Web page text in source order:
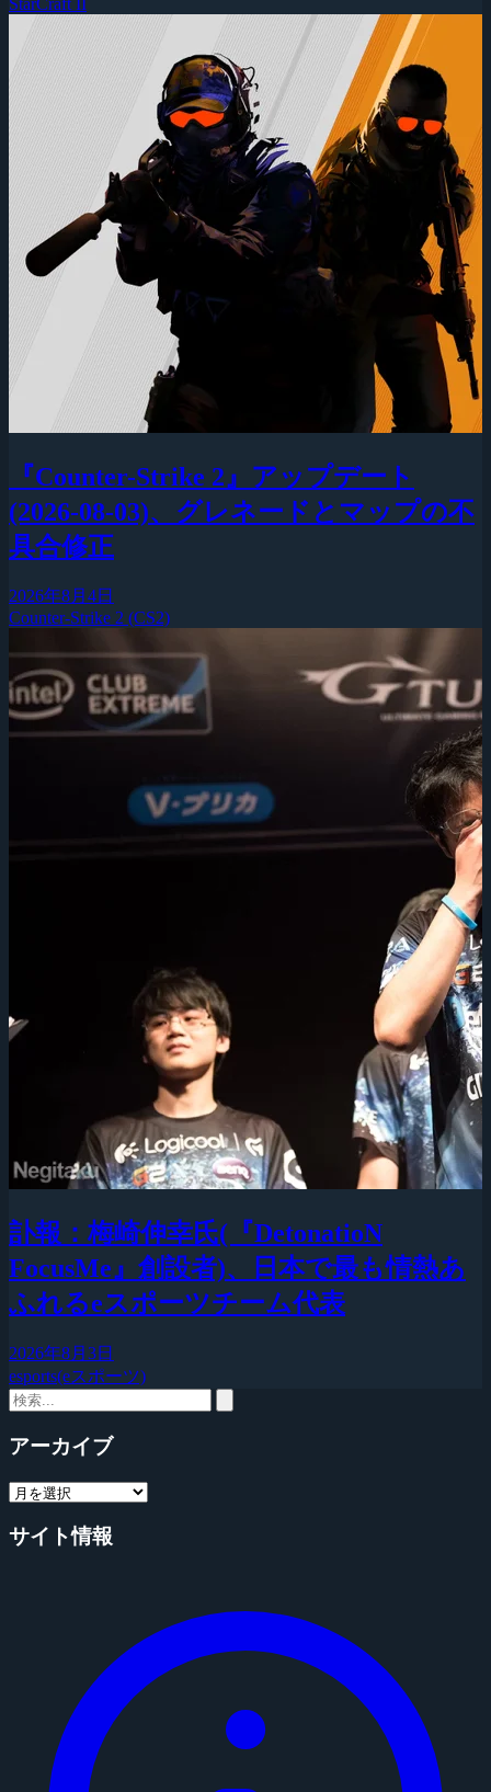
『Counter-Strike 2』アップデート
(2026-08-03)、グレネードとマップの不
具合修正
2026年8月4日
Counter-Strike 2 (CS2)
訃報：梅崎伸幸氏(『DetonatioN
FocusMe』創設者)、日本で最も情熱あ
ふれるeスポーツチーム代表
2026年8月3日
esports(eスポーツ)
アーカイブ
サイト情報